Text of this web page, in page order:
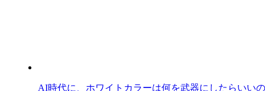
AI時代に、ホワイトカラーは何を武器にしたらいい